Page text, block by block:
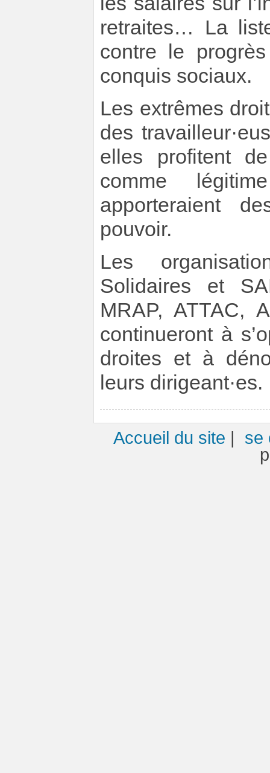
retraites… La
contre le
conquis sociaux.
Les extrêmes
des
elles profitent
comme
apporteraient
pouvoir.
Les
Solidaires et
MRAP, ATTAC,
continueront à
droites et à
leurs dirigeant·es.
Accueil du site
se